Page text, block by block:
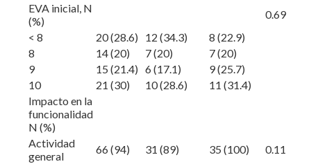
EVA inicial, N
(%)
0.69
< 8
20 (28.6) 12 (34.3)
8 (22.9)
8
14 (20) 7 (20)
7 (20)
9
15 (21.4) 6 (17.1)
9 (25.7)
10
21 (30) 10 (28.6)
11 (31.4)
Impacto en la
funcionalidad
N (%)
Actividad
general
66 (94) 31 (89) 35 (100)
0.11